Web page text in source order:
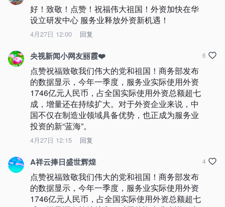
好！致敬！点赞！祝福伟大祖国！外资加快在华
设立研发中心 服务业释放外资新机遇！
4月27日 12:00 回复
央视新闻小网友丽霞❤️
点赞祝福致敬我们伟大的党和祖国！商务部发布
的数据显示，今年一季度，服务业实际使用外资
1746亿元人民币，占全国实际使用外资总额超七
成，增量还在持续扩大。对于外资企业来说，中
国不仅在制造业领域具备优势，也正成为服务业
投资的新“蓝海”。
4月27日 12:15 回复
6
A祥云捧日盛世辉煌
点赞祝福致敬我们伟大的党和祖国！商务部发布
的数据显示，今年一季度，服务业实际使用外资
1746亿元人民币，占全国实际使用外资总额超七
4